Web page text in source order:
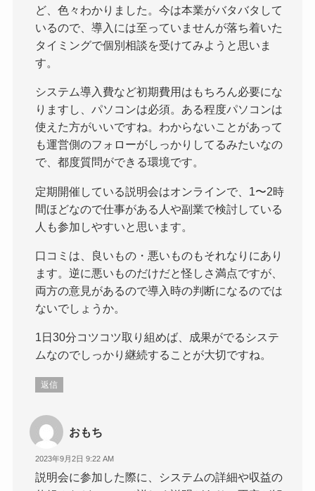
ど、色々わかりました。今は本業がバタバタして
いるので、導入には至っていませんが落ち着いた
タイミングで個別相談を受けてみようと思いま
す。
システム導入費など初期費用はもちろん必要にな
りますし、パソコンは必須。ある程度パソコンは
使えた方がいいですね。わからないことがあって
も運営側のフォローがしっかりしてるみたいなの
で、都度質問ができる環境です。
定期開催している説明会はオンラインで、1〜2時
間ほどなので仕事がある人や副業で検討している
人も参加しやすいと思います。
口コミは、良いもの・悪いものもそれなりにあり
ます。逆に悪いものだけだと怪しさ満点ですが、
両方の意見があるので導入時の判断になるのでは
ないでしょうか。
1日30分コツコツ取り組めば、成果がでるシステ
ムなのでしっかり継続することが大切ですね。
返信
おもち
2023年9月2日 9:22 AM
説明会に参加した際に、システムの詳細や収益の